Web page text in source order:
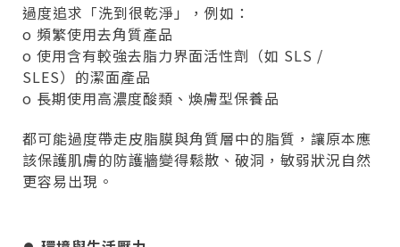
過度追求「洗到很乾淨」，例如：
o 頻繁使用去角質產品
o 使用含有較強去脂力界面活性劑（如 SLS /
SLES）的潔面產品
o 長期使用高濃度酸類、煥膚型保養品
都可能過度帶走皮脂膜與角質層中的脂質，讓原本應
該保護肌膚的防護牆變得鬆散、破洞，敏弱狀況自然
更容易出現。